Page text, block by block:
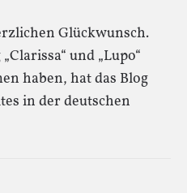
Glückwunsch.
und „Lupo“
haben, hat das Blog
in der deutschen